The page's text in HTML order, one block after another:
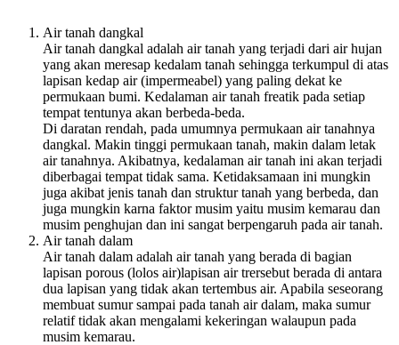
Air tanah dangkal
Air tanah dangkal adalah air tanah yang terjadi dari air hujan
yang akan meresap kedalam tanah sehingga terkumpul di atas
lapisan kedap air (impermeabel) yang paling dekat ke
permukaan bumi. Kedalaman air tanah freatik pada setiap
tempat tentunya akan berbeda-beda.
Di daratan rendah, pada umumnya permukaan air tanahnya
dangkal. Makin tinggi permukaan tanah, makin dalam letak
air tanahnya. Akibatnya, kedalaman air tanah ini akan terjadi
diberbagai tempat tidak sama. Ketidaksamaan ini mungkin
juga akibat jenis tanah dan struktur tanah yang berbeda, dan
juga mungkin karna faktor musim yaitu musim kemarau dan
musim penghujan dan ini sangat berpengaruh pada air tanah.
Air tanah dalam
Air tanah dalam adalah air tanah yang berada di bagian
lapisan porous (lolos air)lapisan air trersebut berada di antara
dua lapisan yang tidak akan tertembus air. Apabila seseorang
membuat sumur sampai pada tanah air dalam, maka sumur
relatif tidak akan mengalami kekeringan walaupun pada
musim kemarau.